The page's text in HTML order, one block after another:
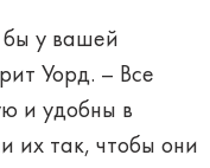
бы у вашей
Уорд. – Все
и удобны в
их так, чтобы они